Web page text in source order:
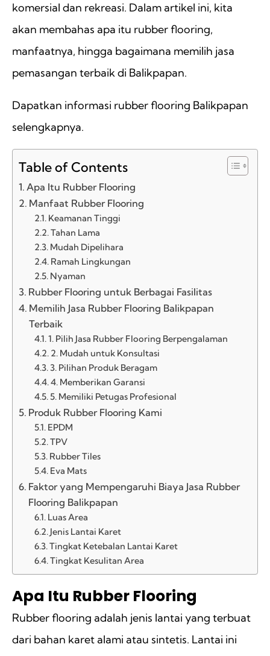
komersial dan rekreasi. Dalam artikel ini, kita
akan membahas apa itu rubber flooring,
manfaatnya, hingga bagaimana memilih jasa
pemasangan terbaik di Balikpapan.
Dapatkan informasi rubber flooring Balikpapan
selengkapnya.
Table of Contents
Apa Itu Rubber Flooring
Manfaat Rubber Flooring
Keamanan Tinggi
Tahan Lama
Mudah Dipelihara
Ramah Lingkungan
Nyaman
Rubber Flooring untuk Berbagai Fasilitas
Memilih Jasa Rubber Flooring Balikpapan
Terbaik
1. Pilih Jasa Rubber Flooring Berpengalaman
2. Mudah untuk Konsultasi
3. Pilihan Produk Beragam
4. Memberikan Garansi
5. Memiliki Petugas Profesional
Produk Rubber Flooring Kami
EPDM
TPV
Rubber Tiles
Eva Mats
Faktor yang Mempengaruhi Biaya Jasa Rubber
Flooring Balikpapan
Luas Area
Jenis Lantai Karet
Tingkat Ketebalan Lantai Karet
Tingkat Kesulitan Area
Apa Itu Rubber Flooring
Rubber flooring adalah jenis lantai yang terbuat
dari bahan karet alami atau sintetis. Lantai ini